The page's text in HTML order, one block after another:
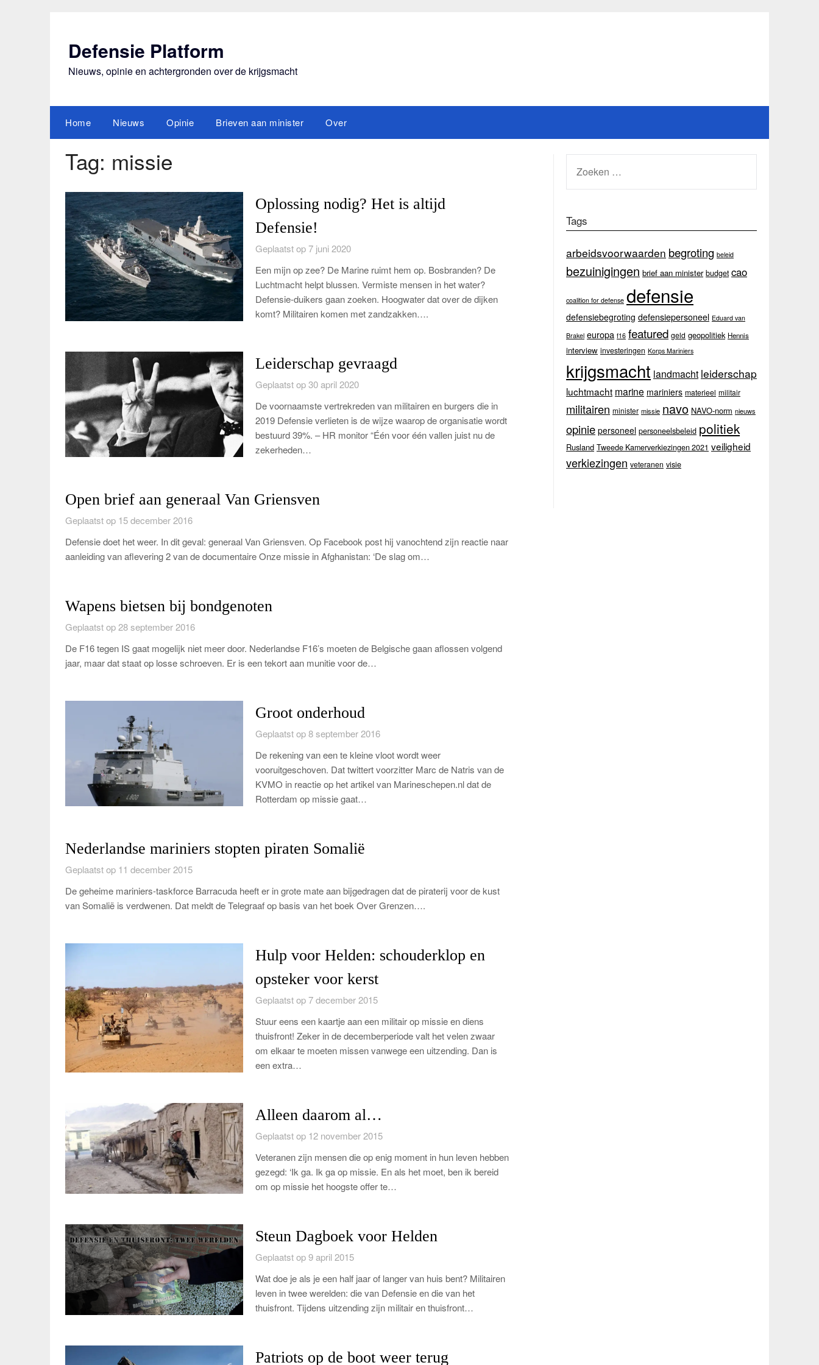
Defensie Platform
Nieuws, opinie en achtergronden over de krijgsmacht
Home Nieuws Opinie Brieven aan minister Over
Tag: missie
Oplossing nodig? Het is altijd
Defensie!
Geplaatst op 7 juni 2020
Een mijn op zee? De Marine ruimt hem op. Bosbranden? De
Luchtmacht helpt blussen. Vermiste mensen in het water?
Defensie-duikers gaan zoeken. Hoogwater dat over de dijken
komt? Militairen komen met zandzakken….
Leiderschap gevraagd
Geplaatst op 30 april 2020
De voornaamste vertrekreden van militairen en burgers die in
2019 Defensie verlieten is de wijze waarop de organisatie wordt
bestuurd 39%. – HR monitor “Één voor één vallen juist nu de
zekerheden…
Open brief aan generaal Van Griensven
Geplaatst op 15 december 2016
Defensie doet het weer. In dit geval: generaal Van Griensven. Op Facebook post hij vanochtend zijn reactie naar
aanleiding van aflevering 2 van de documentaire Onze missie in Afghanistan: ‘De slag om…
Wapens bietsen bij bondgenoten
Geplaatst op 28 september 2016
De F16 tegen IS gaat mogelijk niet meer door. Nederlandse F16’s moeten de Belgische gaan aflossen volgend
jaar, maar dat staat op losse schroeven. Er is een tekort aan munitie voor de…
Groot onderhoud
Geplaatst op 8 september 2016
De rekening van een te kleine vloot wordt weer
vooruitgeschoven. Dat twittert voorzitter Marc de Natris van de
KVMO in reactie op het artikel van Marineschepen.nl dat de
Rotterdam op missie gaat…
Nederlandse mariniers stopten piraten Somalië
Geplaatst op 11 december 2015
De geheime mariniers-taskforce Barracuda heeft er in grote mate aan bijgedragen dat de piraterij voor de kust
van Somalië is verdwenen. Dat meldt de Telegraaf op basis van het boek Over Grenzen….
Hulp voor Helden: schouderklop en
opsteker voor kerst
Geplaatst op 7 december 2015
Stuur eens een kaartje aan een militair op missie en diens
thuisfront! Zeker in de decemberperiode valt het velen zwaar
om elkaar te moeten missen vanwege een uitzending. Dan is
een extra…
Alleen daarom al…
Geplaatst op 12 november 2015
Veteranen zijn mensen die op enig moment in hun leven hebben
gezegd: ‘Ik ga. Ik ga op missie. En als het moet, ben ik bereid
om op missie het hoogste offer te…
Steun Dagboek voor Helden
Geplaatst op 9 april 2015
Wat doe je als je een half jaar of langer van huis bent? Militairen
leven in twee werelden: die van Defensie en die van het
thuisfront. Tijdens uitzending zijn militair en thuisfront…
Patriots op de boot weer terug
NAAR:
Tags
arbeidsvoorwaarden begroting beleid
bezuinigingen brief aan minister budget cao
coalition for defense defensie
defensiebegroting defensiepersoneel Eduard van
Brakel europa f16 featured geld geopolitiek Hennis
interview investeringen Korps Mariniers
krijgsmacht landmacht leiderschap
luchtmacht marine mariniers materieel militair
militairen minister missie navo NAVO-norm nieuws
opinie personeel personeelsbeleid politiek
Rusland Tweede Kamerverkiezingen 2021 veiligheid
verkiezingen veteranen visie